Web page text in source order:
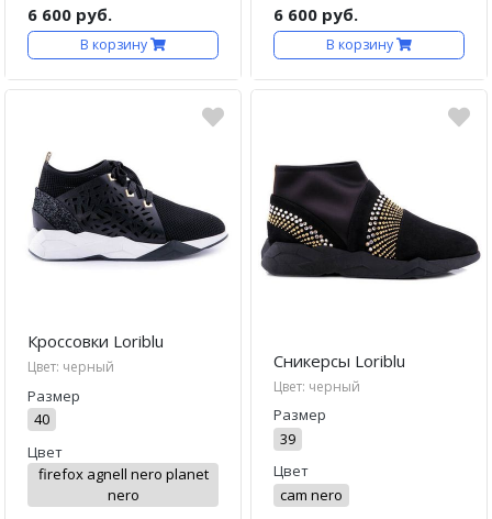
6 600 руб.
В корзину
6 600 руб.
В корзину
Кроссовки Loriblu
Цвет: черный
Размер
40
Цвет
firefox agnell nero planet
nero
Сникерсы Loriblu
Цвет: черный
Размер
39
Цвет
cam nero